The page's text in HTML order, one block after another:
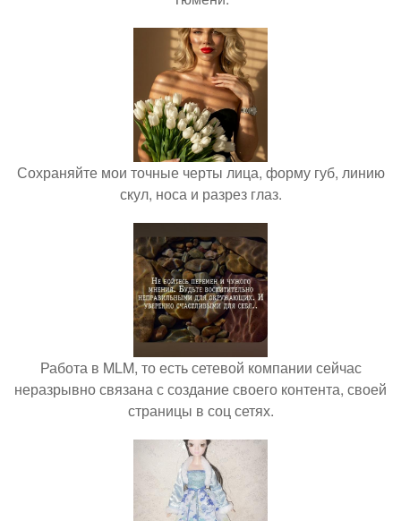
Сохраняйте мои точные черты лица, форму губ, линию
скул, носа и разрез глаз.
Работа в MLM, то есть сетевой компании сейчас
неразрывно связана с создание своего контента, своей
страницы в соц сетях.